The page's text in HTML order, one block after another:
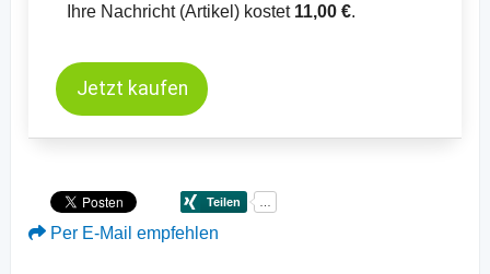
Ihre Nachricht (Artikel) kostet 11,00 €.
Jetzt kaufen
Per E-Mail empfehlen